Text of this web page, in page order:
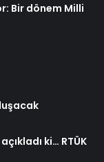
Bir dönem Milli
ki… RTÜK